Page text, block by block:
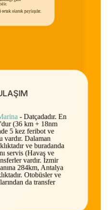
gibi
olarak paylaşılır.
- Datçadadır. En
(36 km + 18nm
5 kez feribot ve
vardır. Dalaman
ve buradanda
servis (Havaş ve
vardır. İzmir
284km, Antalya
Otobüsler ve
da transfer